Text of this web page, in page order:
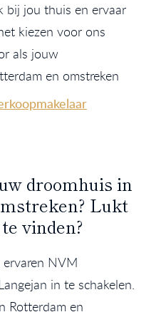
bij jou thuis en ervaar
kiezen voor ons
als jouw
en omstreken
droomhuis in
Lukt
vinden?
NVM
in te schakelen.
Rotterdam en